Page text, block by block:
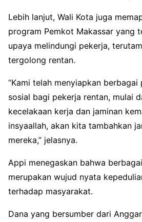
Lebih lanjut, Wali Kota juga
program Pemkot Makassar yang
upaya melindungi pekerja,
tergolong rentan.
“Kami telah menyiapkan
sosial bagi pekerja rentan, mulai
kecelakaan kerja dan jaminan
insyaallah, akan kita tambahkan
mereka,” jelasnya.
Appi menegaskan bahwa
merupakan wujud nyata
terhadap masyarakat.
Dana yang bersumber dari